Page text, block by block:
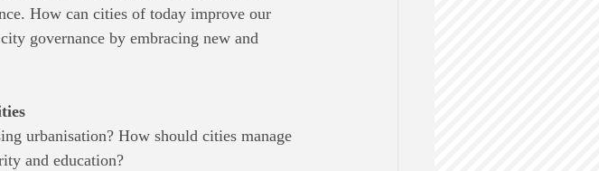
How can cities of today improve our
governance by embracing new and
urbanisation? How should cities manage
and education?